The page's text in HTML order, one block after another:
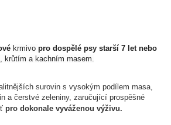
krmivopro dospělé psy starší 7 let nebo
krůtím a kachním masem.
surovin s vysokým podílem masa,
a čerstvé zeleniny, zaručující prospěšné
pro dokonale vyváženou výživu.